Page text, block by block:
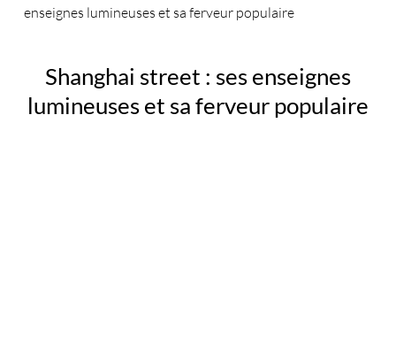
enseignes lumineuses et sa ferveur populaire
Shanghai street : ses enseignes
lumineuses et sa ferveur populaire